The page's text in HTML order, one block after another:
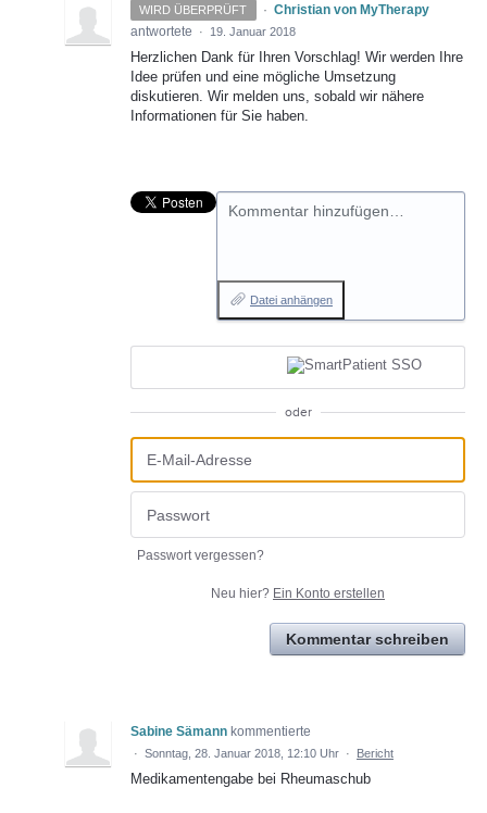
WIRD ÜBERPRÜFT · Christian von MyTherapy
antwortete
· 19. Januar 2018
Herzlichen Dank für Ihren Vorschlag! Wir werden Ihre
Idee prüfen und eine mögliche Umsetzung
diskutieren. Wir melden uns, sobald wir nähere
Informationen für Sie haben.
Kommentar hinzufügen…
Datei anhängen
oder
Passwort vergessen?
Neu hier? Ein Konto erstellen
Kommentar schreiben
Sabine Sämann kommentierte
· Sonntag, 28. Januar 2018, 12:10 Uhr · Bericht
Medikamentengabe bei Rheumaschub